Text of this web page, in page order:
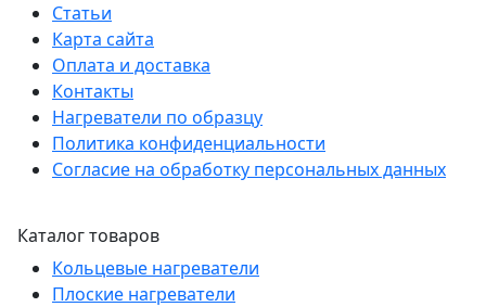
Статьи
Карта сайта
Оплата и доставка
Контакты
Нагреватели по образцу
Политика конфиденциальности
Согласие на обработку персональных данных
Каталог товаров
Кольцевые нагреватели
Плоские нагреватели